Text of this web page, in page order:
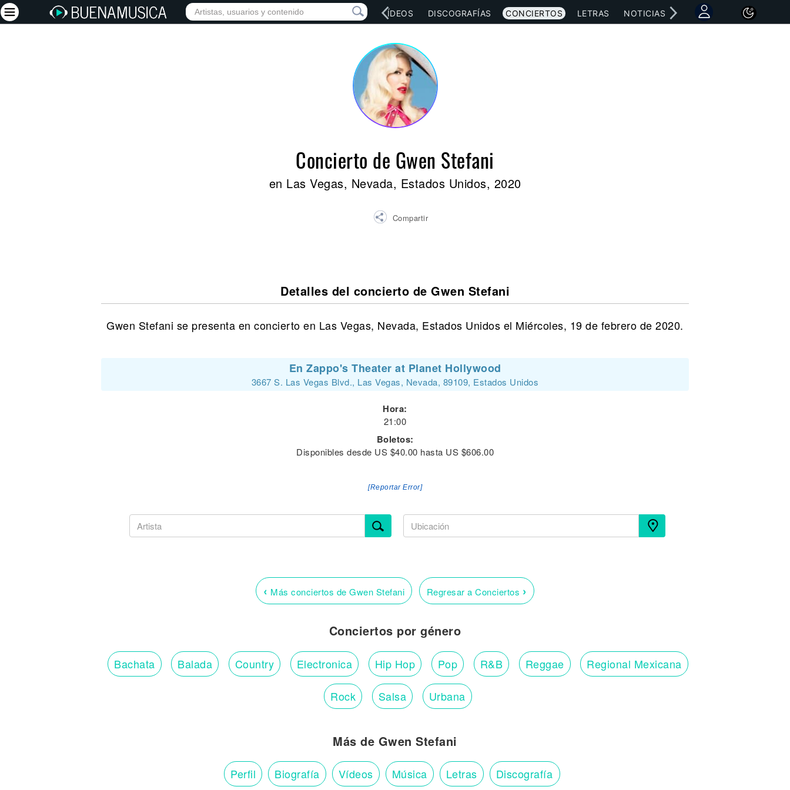
INICIO ARTISTAS RED SOCIAL MÚSICA VÍDEOS DISCOGRAFÍAS CONCIERTOS LETRAS NOTICIAS
Concierto de Gwen Stefani
en Las Vegas, Nevada, Estados Unidos, 2020
Compartir
Detalles del concierto de Gwen Stefani
Gwen Stefani se presenta en concierto en Las Vegas, Nevada, Estados Unidos el Miércoles, 19 de febrero de 2020.
En Zappo's Theater at Planet Hollywood
3667 S. Las Vegas Blvd., Las Vegas, Nevada, 89109, Estados Unidos
Hora:
21:00
Boletos:
Disponibles desde US $40.00 hasta US $606.00
[Reportar Error]
‹ Más conciertos de Gwen Stefani Regresar a Conciertos ›
Conciertos por género
Bachata Balada Country Electronica Hip Hop Pop R&B Reggae Regional Mexicana
Rock Salsa Urbana
Más de Gwen Stefani
Perfil Biografía Vídeos Música Letras Discografía